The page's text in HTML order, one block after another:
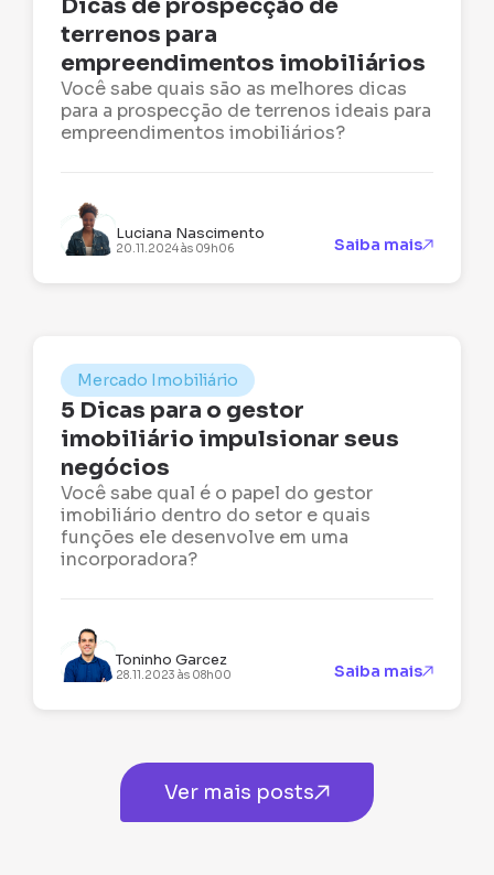
Dicas de prospecção de
terrenos para
empreendimentos imobiliários
Você sabe quais são as melhores dicas
para a prospecção de terrenos ideais para
empreendimentos imobiliários?
Luciana Nascimento
20.11.2024 às 09h06 Saiba mais
Mercado Imobiliário
5 Dicas para o gestor
imobiliário impulsionar seus
negócios
Você sabe qual é o papel do gestor
imobiliário dentro do setor e quais
funções ele desenvolve em uma
incorporadora?
Toninho Garcez
28.11.2023 às 08h00 Saiba mais
Ver mais posts